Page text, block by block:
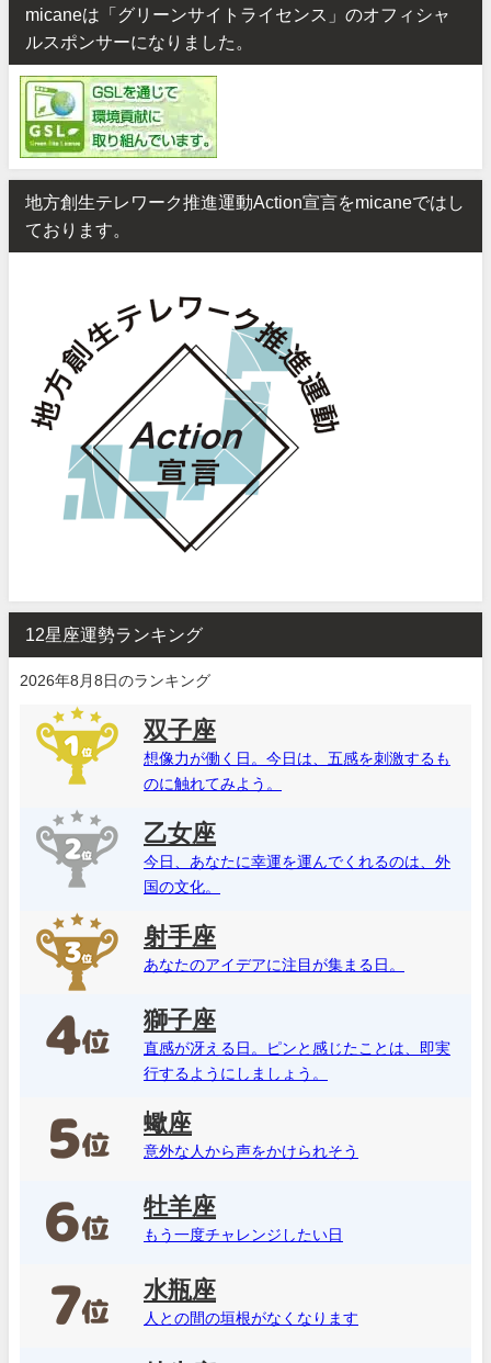
micaneは「グリーンサイトライセンス」のオフィシャ
ルスポンサーになりました。
地方創生テレワーク推進運動Action宣言をmicaneではし
ております。
12星座運勢ランキング
2026年8月8日のランキング
双子座
想像力が働く日。今日は、五感を刺激するも
のに触れてみよう。
乙女座
今日、あなたに幸運を運んでくれるのは、外
国の文化。
射手座
あなたのアイデアに注目が集まる日。
獅子座
直感が冴える日。ピンと感じたことは、即実
行するようにしましょう。
蠍座
意外な人から声をかけられそう
牡羊座
もう一度チャレンジしたい日
水瓶座
人との間の垣根がなくなります